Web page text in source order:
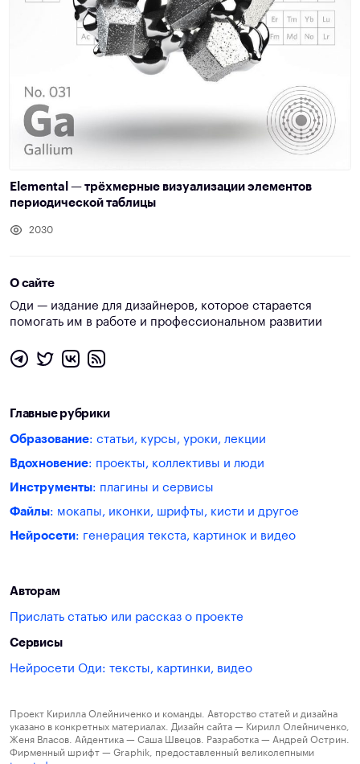
Elemental — трёхмерные визуализации элементов
периодической таблицы
2030
О сайте
Оди — издание для дизайнеров, которое старается
помогать им в работе и профессиональном развитии
Главные рубрики
Образование: статьи, курсы, уроки, лекции
Вдохновение: проекты, коллективы и люди
Инструменты: плагины и сервисы
Файлы: мокапы, иконки, шрифты, кисти и другое
Нейросети: генерация текста, картинок и видео
Авторам
Прислать статью или рассказ о проекте
Сервисы
Нейросети Оди: тексты, картинки, видео
Проект Кирилла Олейниченко и команды. Авторство статей и дизайна
указано в конкретных материалах. Дизайн сайта — Кирилл Олейниченко,
Женя Власов. Айдентика — Саша Швецов. Разработка — Андрей Острин.
Фирменный шрифт — Graphik, предоставленный великолепными